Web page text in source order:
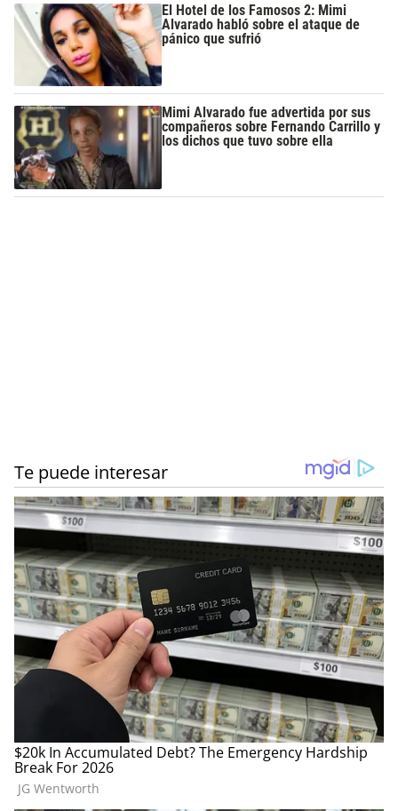
El Hotel de los Famosos 2: Mimi
Alvarado habló sobre el ataque de
pánico que sufrió
Mimi Alvarado fue advertida por sus
compañeros sobre Fernando Carrillo y
los dichos que tuvo sobre ella